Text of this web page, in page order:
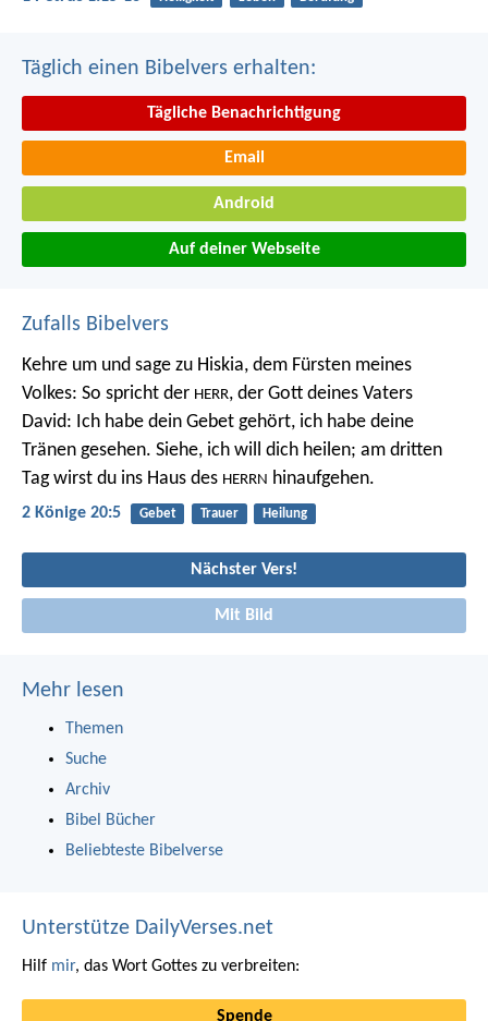
Täglich einen Bibelvers erhalten:
Tägliche Benachrichtigung
Email
Android
Auf deiner Webseite
Zufalls Bibelvers
Kehre um und sage zu Hiskia, dem Fürsten meines
Volkes: So spricht der HERR, der Gott deines Vaters
David: Ich habe dein Gebet gehört, ich habe deine
Tränen gesehen. Siehe, ich will dich heilen; am dritten
Tag wirst du ins Haus des HERRN hinaufgehen.
2 Könige 20:5 Gebet Trauer Heilung
Nächster Vers!
Mit Bild
Mehr lesen
Themen
Suche
Archiv
Bibel Bücher
Beliebteste Bibelverse
Unterstütze DailyVerses.net
Hilf mir, das Wort Gottes zu verbreiten:
Spende